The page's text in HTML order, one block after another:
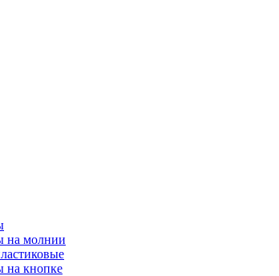
на молнии
на кнопке